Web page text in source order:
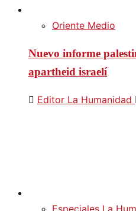
Oriente Medio
Nuevo informe
apartheid israelí
Editor La Humanidad
Especiales La